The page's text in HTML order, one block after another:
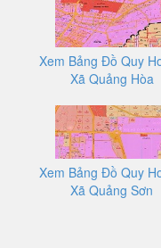
Xem Bảng Đồ Quy
Xã Quảng Hòa
Xem Bảng Đồ Quy
Xã Quảng Sơn